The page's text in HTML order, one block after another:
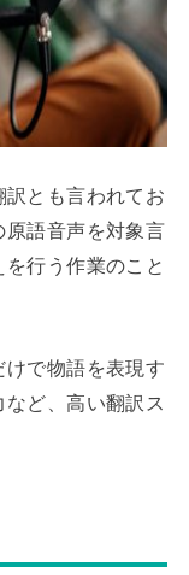
訳とも言われてお
原語音声を対象言
行う作業のこと
で物語を表現す
ど、高い翻訳ス